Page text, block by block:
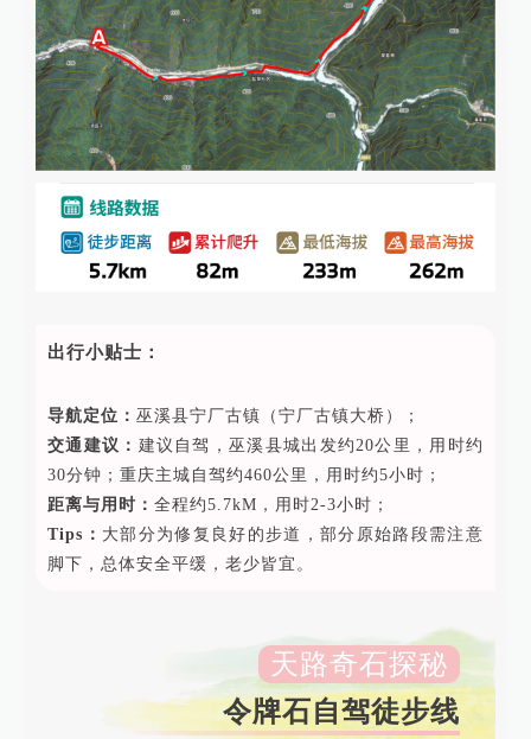
出行小贴士：
导航定位：巫溪县宁厂古镇（宁厂古镇大桥）；
交通建议： 建议自驾，巫溪县城出发约20公里，用时约
30分钟；重庆主城自驾约460公里，用时约5小时；
距离与用时：全程约5.7kM，用时2-3小时；
Tips： 大部分为修复良好的步道，部分原始路段需注意
脚下，总体安全平缓，老少皆宜。
天路奇石探秘
令牌石自驾徒步线